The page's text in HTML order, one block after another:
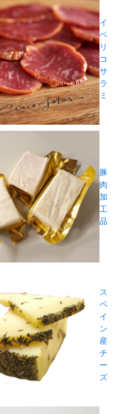
イ
ベ
リ
コ
サ
ラ
ミ
豚
肉
加
工
品
ス
ペ
イ
ン
産
チ
ー
ズ